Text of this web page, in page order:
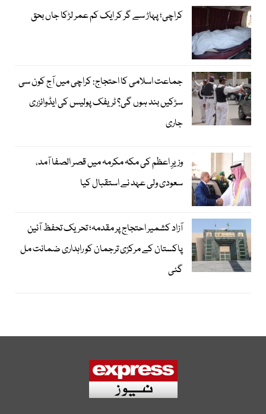
کراچی؛ پہاڑ سے گر کر ایک کم عمر لڑکا جاں بحق
جماعت اسلامی کا احتجاج: کراچی میں آج کون سی
سڑکیں بند ہوں گی؟ ٹریفک پولیس کی ایڈوائزری
جاری
وزیرِ اعظم کی مکہ مکرمہ میں قصر الصفا آمد،
سعودی ولی عہد نے استقبال کیا
آزاد کشمیر احتجاج پر مقدمہ؛ تحریک تحفظ آئین
پاکستان کے مرکزی ترجمان کو راہداری ضمانت مل
گئی